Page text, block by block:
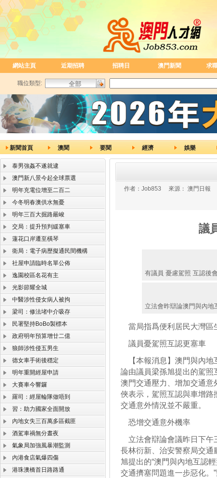
網站主頁 近期招聘 招聘日 澳門新聞 求
職位類型:
新聞首頁 澳聞 要聞 經濟 娛樂
泰男強姦不遂就逮
澳門新八景今起全球票選
明年充電位增至二百二
今冬明春澳供水無憂
明年三百大掘路嚴峻
交局：提升預判緩塞車
蓮花口岸遷至橫琴
衛局：電子病歷擬通民間機構
社屋申請臨時名單公佈
逸園校區名花有主
光影節耀全城
中醫涉性侵女病人被拘
梁司：修法堵中介吸存
民署堅持BoBo製標本
政府明年預算增廿二億
狼師涉性侵五男生
德女車手術後穩定
明年重開經屋申請
大賽車今響鑼
羅司：經屋輪隊做唔到
習：助力國家全面開放
內地女失三百萬多區截匪
酒駕車禍無分晝夜
氣象局加強風暴潮監測
內港食店氣爆四傷
港珠澳橋首日路路通
作者： Job853 來源： 澳門日報
議
有議員 憂慮駕照 互認後
立法會昨辯論澳門與內地
當局指爲便利居民大灣區
議員憂駕照互認更塞車
【本報消息】澳門與內地
論由議員梁孫旭提出的駕
澳門交通壓力、增加交通
俠表示，駕照互認與車增
交通意外情況並不嚴重。
恐增交通意外機率
立法會辯論會議昨日下午
長林衍新、治安警察局交
旭提出的“澳門與內地互認
交通擠塞問題進一步惡化。